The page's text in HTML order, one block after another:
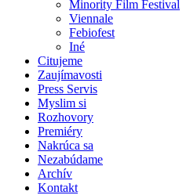
Minority Film Festival
Viennale
Febiofest
Iné
Citujeme
Zaujímavosti
Press Servis
Myslim si
Rozhovory
Premiéry
Nakrúca sa
Nezabúdame
Archív
Kontakt